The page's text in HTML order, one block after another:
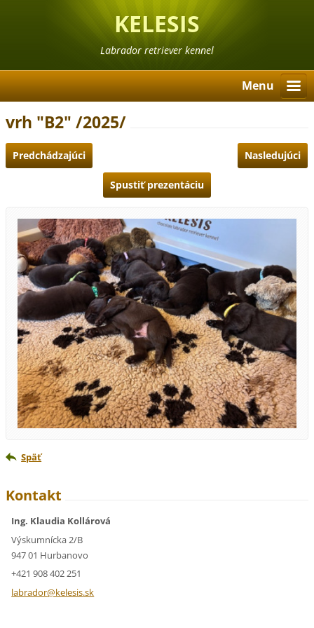
KELESIS
Labrador retriever kennel
Menu
vrh "B2" /2025/
Predchádzajúci Nasledujúci
Spustiť prezentáciu
Späť
Kontakt
Ing. Klaudia Kollárová
Výskumnícka 2/B
947 01 Hurbanovo
+421 908 402 251
labrador@kelesis.sk